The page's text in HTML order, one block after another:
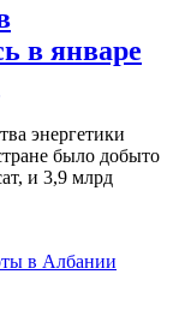
в январе
энергетики
было добыто
и 3,9 млрд